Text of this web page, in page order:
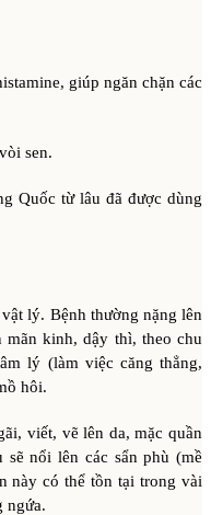
giúp ngăn chặn các
sen.
Quốc từ lâu đã được dùng
lý. Bệnh thường nặng lên
kinh, dậy thì, theo chu
lý (làm việc căng thẳng,
hôi.
viết, vẽ lên da, mặc quần
nổi lên các sẩn phù (mề
này có thể tồn tại trong vài
ngứa.